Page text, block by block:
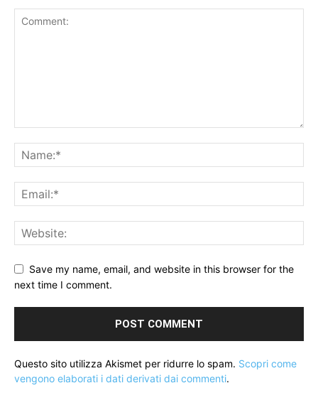
Save my name, email, and website in this browser for the
next time I comment.
Questo sito utilizza Akismet per ridurre lo spam. Scopri come
vengono elaborati i dati derivati dai commenti.